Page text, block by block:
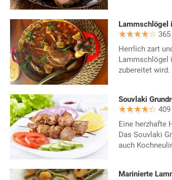
Lammschlögel
Herrlich zart
Lammschlögel
zubereitet wird.
Souvlaki
Eine herzhafte
Das Souvlaki
auch
Marinierte